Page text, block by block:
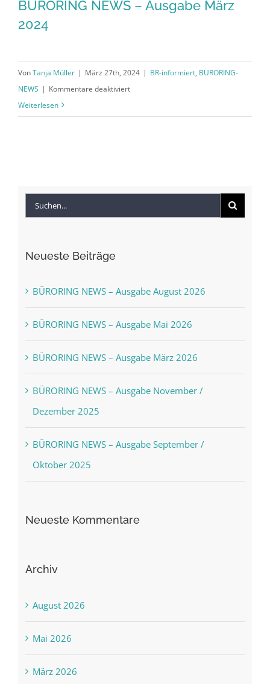
BÜRORING NEWS – Ausgabe März
2024
VonTanja Müller | März 27th, 2024 | BR-informiert, BÜRORING-
NEWS | Kommentare deaktiviertfür
Weiterlesen
Suche
Neueste Beiträge
BÜRORING NEWS – Ausgabe August 2026
BÜRORING NEWS – Ausgabe Mai 2026
BÜRORING NEWS – Ausgabe März 2026
BÜRORING NEWS – Ausgabe November /
Dezember 2025
BÜRORING NEWS – Ausgabe September /
Oktober 2025
Neueste Kommentare
Archiv
August 2026
Mai 2026
März 2026